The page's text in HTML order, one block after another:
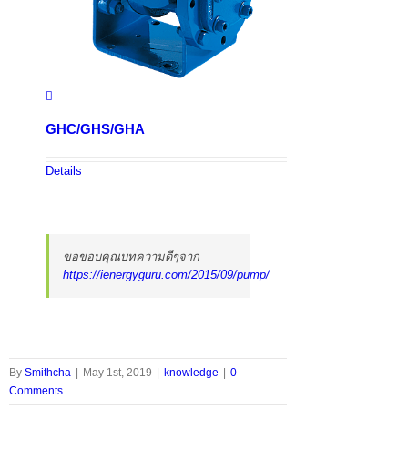
GHC/GHS/GHA
Details
ขอขอบคุณบทความดีๆจาก
https://ienergyguru.com/2015/09/pump/
By Smithcha | May 1st, 2019 | knowledge | 0
Comments